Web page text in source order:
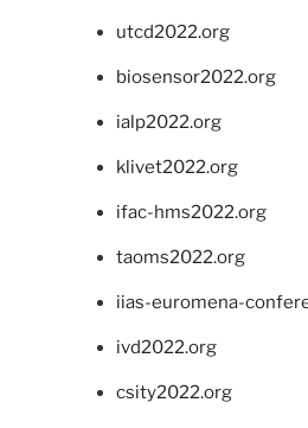
utcd2022.org
biosensor2022.org
ialp2022.org
klivet2022.org
ifac-hms2022.org
taoms2022.org
iias-euromena-
ivd2022.org
csity2022.org